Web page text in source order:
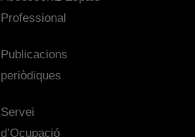
Professional
Publicacions
periòdiques
Servei
d’Ocupació